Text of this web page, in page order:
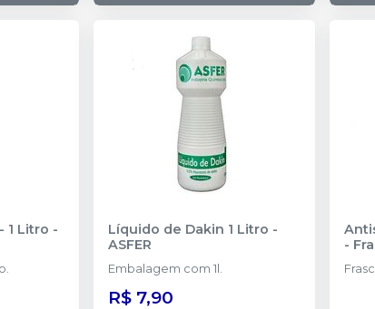
1 Litro -
Líquido de Dakin 1 Litro -
ASFER
Embalagem com 1l.
R$ 7,90
-